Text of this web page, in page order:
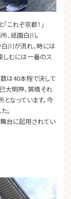
これぞ京都！」
、祇園白川。
川が流れ、時には
しむには一番のス
は40本程で決して
大明神、巽橋それ
なっています。今
。
台に起用されてい